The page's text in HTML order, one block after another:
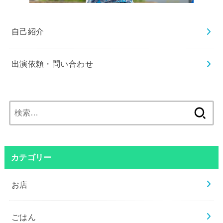
自己紹介
出演依頼・問い合わせ
索:
カテゴリー
お店
ごはん